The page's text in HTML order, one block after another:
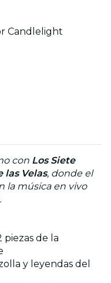
Candlelight
con Los Siete
las Velas, donde el
la música en vivo
piezas de la
y leyendas del